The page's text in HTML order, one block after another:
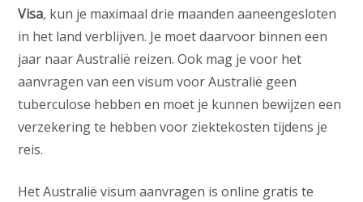
Visa, kun je maximaal drie maanden aaneengesloten
in het land verblijven. Je moet daarvoor binnen een
jaar naar Australië reizen. Ook mag je voor het
aanvragen van een visum voor Australië geen
tuberculose hebben en moet je kunnen bewijzen een
verzekering te hebben voor ziektekosten tijdens je
reis.
Het Australië visum aanvragen is online gratis te